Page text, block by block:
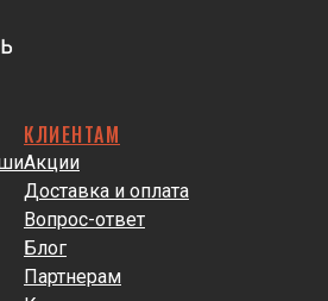
КЛИЕНТАМ
Акции
Доставка и оплата
Вопрос-ответ
Блог
Партнерам